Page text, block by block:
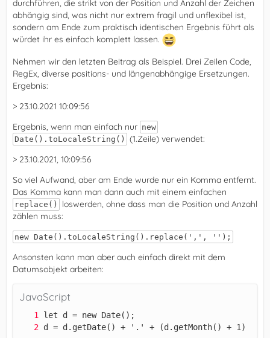
durchführen, die strikt von der Position und Anzahl der Zeichen
abhängig sind, was nicht nur extrem fragil und unflexibel ist,
sondern am Ende zum praktisch identischen Ergebnis führt als
würdet ihr es einfach komplett lassen.
Nehmen wir den letzten Beitrag als Beispiel. Drei Zeilen Code,
RegEx, diverse positions- und längenabhängige Ersetzungen.
Ergebnis:
> 23.10.2021 10:09:56
Ergebnis, wenn man einfach nur new
Date().toLocaleString()
(1.Zeile) verwendet:
> 23.10.2021, 10:09:56
So viel Aufwand, aber am Ende wurde nur ein Komma entfernt.
Das Komma kann man dann auch mit einem einfachen
replace()
loswerden, ohne dass man die Position und Anzahl
zählen muss:
new Date().toLocaleString().replace(',', '');
Ansonsten kann man aber auch einfach direkt mit dem
Datumsobjekt arbeiten:
JavaScript
d = d.getDate() + '.' + (d.getMonth() + 1) +